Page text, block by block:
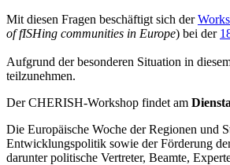
Mit diesen Fragen beschäftigt sich der
of fISHing communities in Europe) bei der
Aufgrund der besonderen Situation in
teilzunehmen.
Der CHERISH-Workshop findet am
Die Europäische Woche der Regionen und
Entwicklungspolitik sowie der Förderung
darunter politische Vertreter, Beamte,